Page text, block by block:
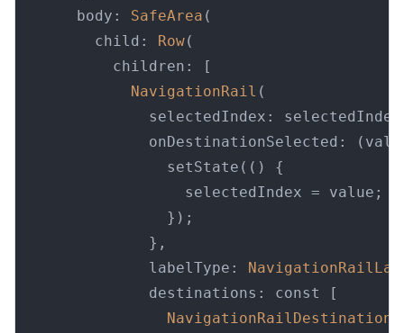
      body:
SafeArea (
        child:
Row(
          children: [
NavigationRail (
selectedIndex:
onDestinationSelected:
                setState(() {
                  selectedIndex = value;
                });
              },
              labelType:
              destinations: const [
NavigationRailDestination